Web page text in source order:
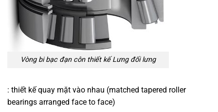
Vòng bi bạc đạn côn thiết kế Lưng đối lưng
: thiết kế quay mặt vào nhau (matched tapered roller
bearings arranged face to face)